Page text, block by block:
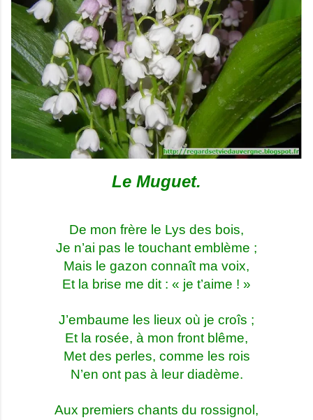
Le Muguet.
De mon frère le Lys des bois,
Je n’ai pas le touchant emblème ;
Mais le gazon connaît ma voix,
Et la brise me dit : « je t’aime ! »
J’embaume les lieux où je croîs ;
Et la rosée, à mon front blême,
Met des perles, comme les rois
N’en ont pas à leur diadème.
Aux premiers chants du rossignol,